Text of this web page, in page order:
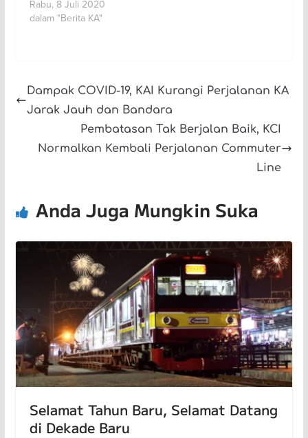
Rabu, 8 Juli 2020
dalam "Berita KA"
Dampak COVID-19, KAI Kurangi Perjalanan KA
Jarak Jauh dan Bandara
Pembatasan Tak Berjalan Baik, KCI
Normalkan Kembali Perjalanan Commuter
Line
Anda Juga Mungkin Suka
Selamat Tahun Baru, Selamat Datang
di Dekade Baru